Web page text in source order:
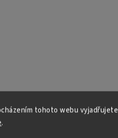
tohoto webu vyjadřujete
.